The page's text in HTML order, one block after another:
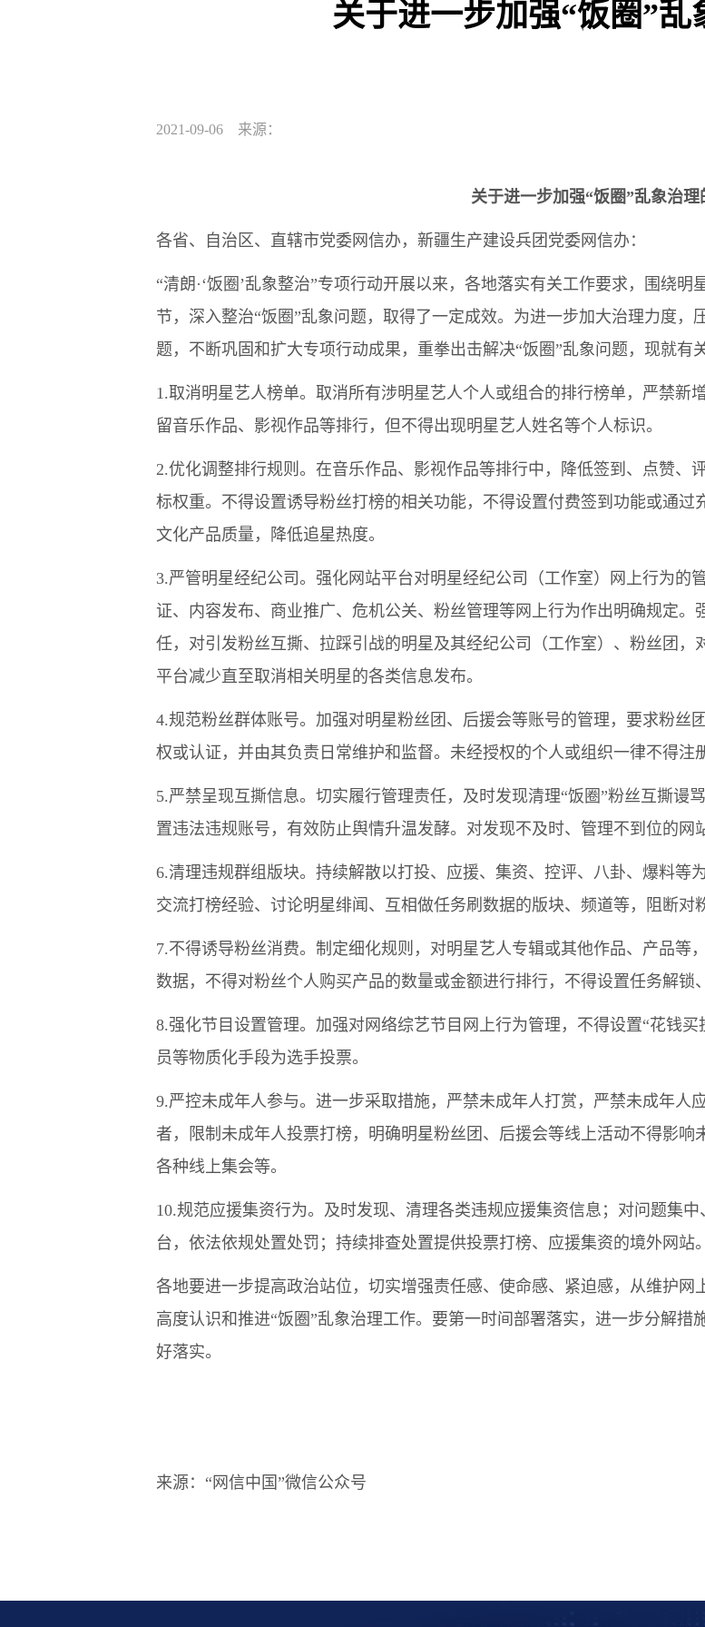
关于进一步加强“饭圈”乱
2021-09-06 来源：
关于进一步加强“饭圈”乱象治理
各省、自治区、直辖市党委网信办，新疆生产建设兵团党委网信办：
“清朗·‘饭圈’乱象整治”专项行动开展以来，各地落实有关工作要求，围绕
节，深入整治“饭圈”乱象问题，取得了一定成效。为进一步加大治理力度，
题，不断巩固和扩大专项行动成果，重拳出击解决“饭圈”乱象问题，现就有
1.取消明星艺人榜单。取消所有涉明星艺人个人或组合的排行榜单，严禁新
留音乐作品、影视作品等排行，但不得出现明星艺人姓名等个人标识。
2.优化调整排行规则。在音乐作品、影视作品等排行中，降低签到、点赞、
标权重。不得设置诱导粉丝打榜的相关功能，不得设置付费签到功能或通
文化产品质量，降低追星热度。
3.严管明星经纪公司。强化网站平台对明星经纪公司（工作室）网上行为的
证、内容发布、商业推广、危机公关、粉丝管理等网上行为作出明确规定
任，对引发粉丝互撕、拉踩引战的明星及其经纪公司（工作室）、粉丝团
平台减少直至取消相关明星的各类信息发布。
4.规范粉丝群体账号。加强对明星粉丝团、后援会等账号的管理，要求粉丝
权或认证，并由其负责日常维护和监督。未经授权的个人或组织一律不得注
5.严禁呈现互撕信息。切实履行管理责任，及时发现清理“饭圈”粉丝互撕谩
置违法违规账号，有效防止舆情升温发酵。对发现不及时、管理不到位的网
6.清理违规群组版块。持续解散以打投、应援、集资、控评、八卦、爆料等
交流打榜经验、讨论明星绯闻、互相做任务刷数据的版块、频道等，阻断对
7.不得诱导粉丝消费。制定细化规则，对明星艺人专辑或其他作品、产品等
数据，不得对粉丝个人购买产品的数量或金额进行排行，不得设置任务解锁
8.强化节目设置管理。加强对网络综艺节目网上行为管理，不得设置“花钱
员等物质化手段为选手投票。
9.严控未成年人参与。进一步采取措施，严禁未成年人打赏，严禁未成年人
者，限制未成年人投票打榜，明确明星粉丝团、后援会等线上活动不得影
各种线上集会等。
10.规范应援集资行为。及时发现、清理各类违规应援集资信息；对问题集
台，依法依规处置处罚；持续排查处置提供投票打榜、应援集资的境外网站。
各地要进一步提高政治站位，切实增强责任感、使命感、紧迫感，从维护
高度认识和推进“饭圈”乱象治理工作。要第一时间部署落实，进一步分解
好落实。
来源：“网信中国”微信公众号